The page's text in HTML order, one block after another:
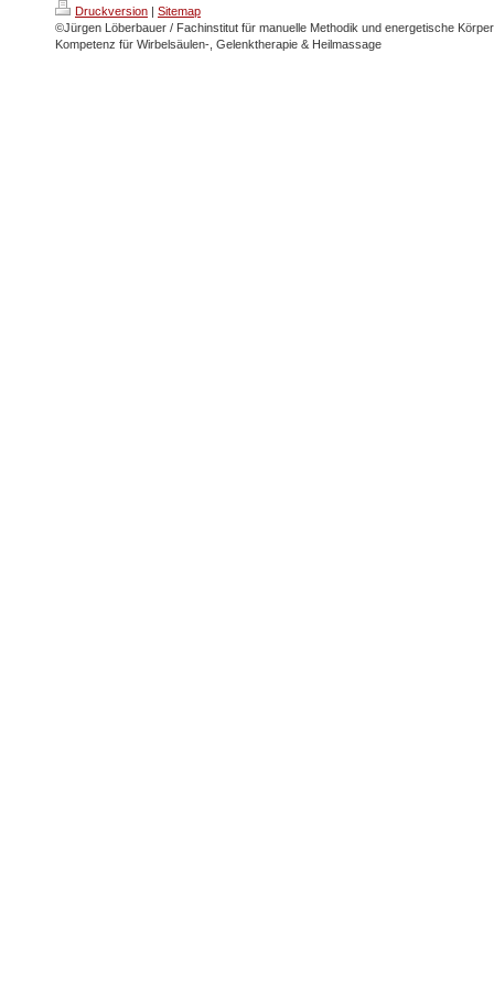
Druckversion | Sitemap
©Jürgen Löberbauer / Fachinstitut für manuelle Methodik und energetische
Kompetenz für Wirbelsäulen-, Gelenktherapie & Heilmassage